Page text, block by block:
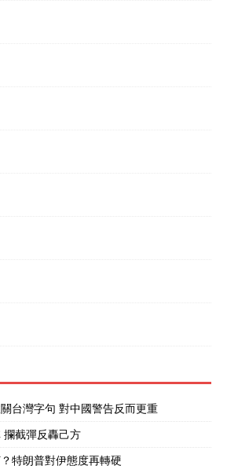
台灣字句 對中國警告反而更重
截彈反轟己方
特朗普對伊態度再轉硬